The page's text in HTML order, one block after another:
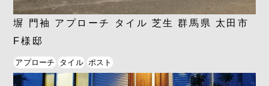
塀 門袖 アプローチ タイル 芝生 群馬県 太田市
F様邸
アプローチ タイル ポスト